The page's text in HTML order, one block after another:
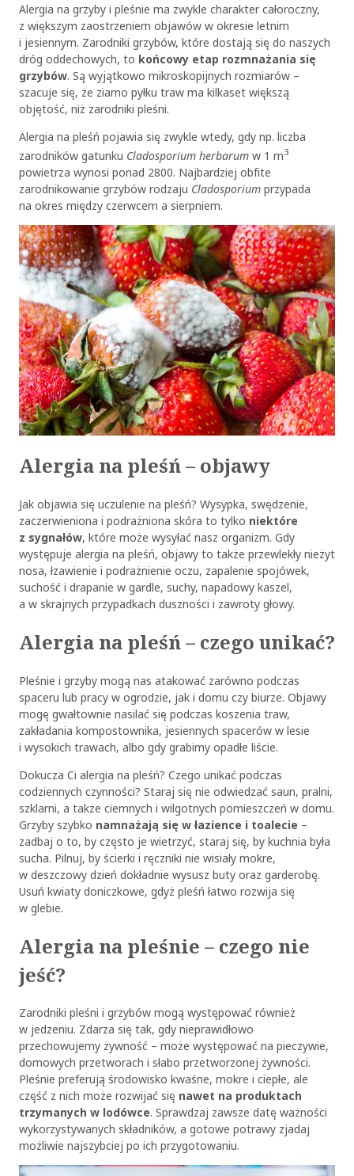
Alergia na grzyby i pleśnie ma zwykle charakter całoroczny,
z większym zaostrzeniem objawów w okresie letnim
i jesiennym. Zarodniki grzybów, które dostają się do naszych
dróg oddechowych, to końcowy etap rozmnażania się
grzybów. Są wyjątkowo mikroskopijnych rozmiarów –
szacuje się, że ziarno pyłku traw ma kilkaset większą
objętość, niż zarodniki pleśni.
Alergia na pleśń pojawia się zwykle wtedy, gdy np. liczba
zarodników gatunku Cladosporium herbarumw 1 m3
powietrza wynosi ponad 2800. Najbardziej obfite
zarodnikowanie grzybów rodzaju Cladosporiumprzypada
na okres między czerwcem a sierpniem.
Alergia na pleśń – objawy
Jak objawia się uczulenie na pleśń? Wysypka, swędzenie,
zaczerwieniona i podrażniona skóra to tylko niektóre
z sygnałów, które może wysyłać nasz organizm. Gdy
występuje alergia na pleśń, objawy to także przewlekły nieżyt
nosa, łzawienie i podrażnienie oczu, zapalenie spojówek,
suchość i drapanie w gardle, suchy, napadowy kaszel,
a w skrajnych przypadkach duszności i zawroty głowy.
Alergia na pleśń – czego unikać?
Pleśnie i grzyby mogą nas atakować zarówno podczas
spaceru lub pracy w ogrodzie, jak i domu czy biurze. Objawy
mogę gwałtownie nasilać się podczas koszenia traw,
zakładania kompostownika, jesiennych spacerów w lesie
i wysokich trawach, albo gdy grabimy opadłe liście.
Dokucza Ci alergia na pleśń? Czego unikać podczas
codziennych czynności? Staraj się nie odwiedzać saun, pralni,
szklarni, a także ciemnych i wilgotnych pomieszczeń w domu.
Grzyby szybko namnażają się w łazience i toalecie –
zadbaj o to, by często je wietrzyć, staraj się, by kuchnia była
sucha. Pilnuj, by ścierki i ręczniki nie wisiały mokre,
w deszczowy dzień dokładnie wysusz buty oraz garderobę.
Usuń kwiaty doniczkowe, gdyż pleśń łatwo rozwija się
w glebie.
Alergia na pleśnie – czego nie
jeść?
Zarodniki pleśni i grzybów mogą występować również
w jedzeniu. Zdarza się tak, gdy nieprawidłowo
przechowujemy żywność – może występować na pieczywie,
domowych przetworach i słabo przetworzonej żywności.
Pleśnie preferują środowisko kwaśne, mokre i ciepłe, ale
część z nich może rozwijać się nawet na produktach
trzymanych w lodówce. Sprawdzaj zawsze datę ważności
wykorzystywanych składników, a gotowe potrawy zjadaj
możliwie najszybciej po ich przygotowaniu.